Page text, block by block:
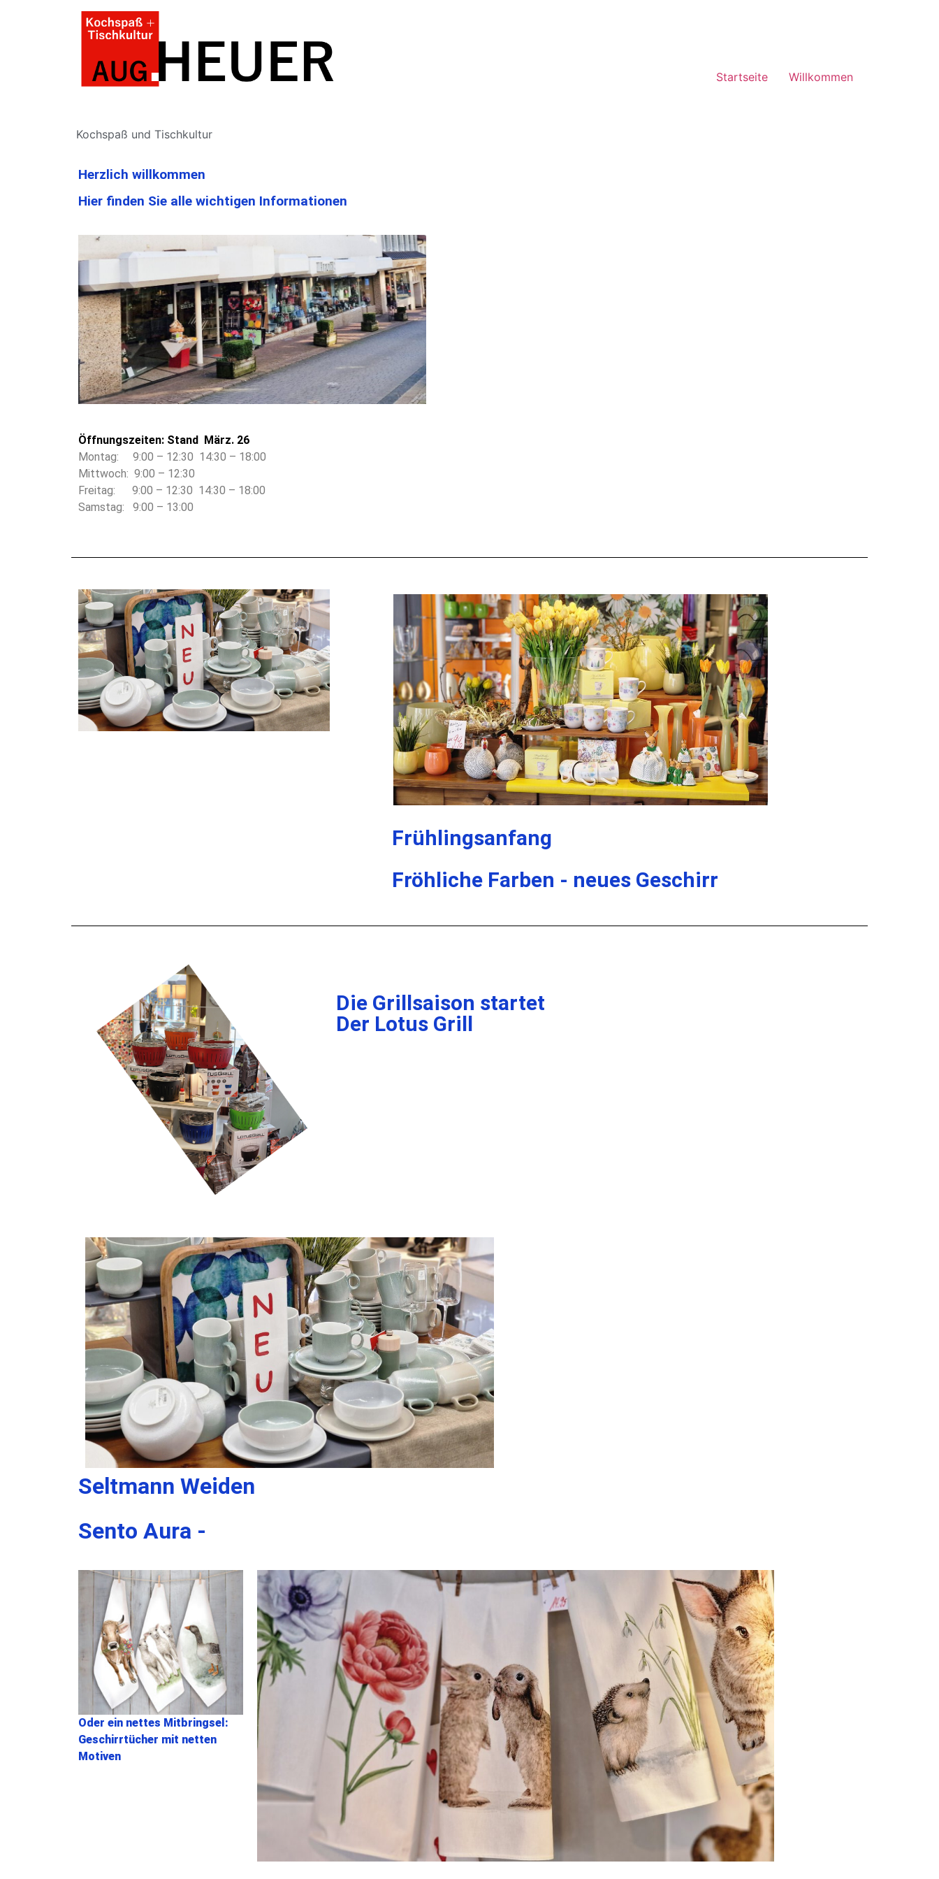
Kochspaß und Tischkultur
Startseite Willkommen
Herzlich willkommen
Hier finden Sie alle wichtigen Informationen
Öffnungszeiten: Stand März. 26
Montag: 9:00 – 12:30 14:30 – 18:00
Mittwoch: 9:00 – 12:30
Freitag: 9:00 – 12:30 14:30 – 18:00
Samstag: 9:00 – 13:00
Frühlingsanfang
Fröhliche Farben - neues Geschirr
Die Grillsaison startet
Der Lotus Grill
Seltmann Weiden
Sento Aura -
Oder ein nettes Mitbringsel:
Geschirrtücher mit netten
Motiven